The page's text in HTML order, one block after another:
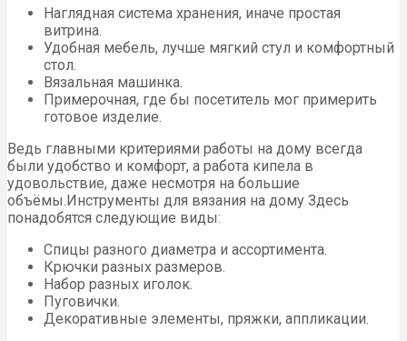
Наглядная система хранения, иначе простая
витрина.
Удобная мебель, лучше мягкий стул и комфортный
стол.
Вязальная машинка.
Примерочная, где бы посетитель мог примерить
готовое изделие.
Ведь главными критериями работы на дому всегда
были удобство и комфорт, а работа кипела в
удовольствие, даже несмотря на большие
объёмы.Инструменты для вязания на дому Здесь
понадобятся следующие виды:
Спицы разного диаметра и ассортимента.
Крючки разных размеров.
Набор разных иголок.
Пуговички.
Декоративные элементы, пряжки, аппликации.